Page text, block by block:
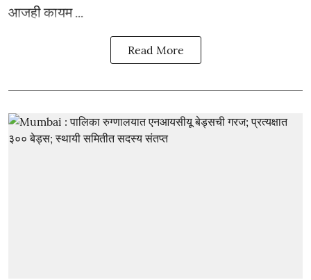
आजही कायम ...
Read More